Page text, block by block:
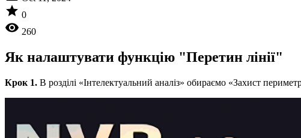
star 0
visibility 260
Як налаштувати функцію "Перетин лінії"
Крок 1. В розділі «Інтелектуальний аналіз» обираємо «Захист